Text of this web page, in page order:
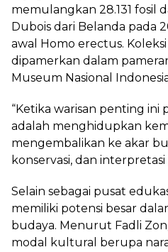
memulangkan 28.131 fosil
Dubois dari Belanda pada
awal Homo erectus.
dipamerkan dalam
Museum Nasional
“Ketika warisan penting
adalah menghidupkan
mengembalikan ke akar
konservasi, dan
Selain sebagai pusat
memiliki potensi besar
budaya. Menurut Fadli
modal kultural berupa